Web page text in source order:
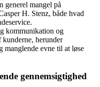
generel mangel på
H. Stenz, både hvad
kommunikation og
herunder
manglende evne til at løse
gennemsigtighed